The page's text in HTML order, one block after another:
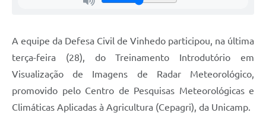
Contas Públicas
Links Úteis
A equipe da Defesa Civil de Vinhedo participou, na última
terça-feira (28), do Treinamento Introdutório em
Visualização de Imagens de Radar Meteorológico,
promovido pelo Centro de Pesquisas Meteorológicas e
Climáticas Aplicadas à Agricultura (Cepagri), da Unicamp.